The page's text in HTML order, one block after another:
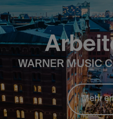
WARNER MUSIC
Mehr